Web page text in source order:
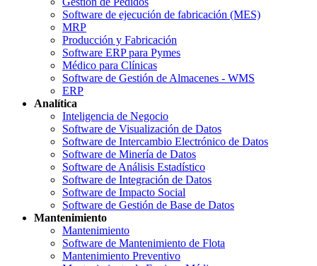
Software de ejecución de fabricación (MES)
MRP
Producción y Fabricación
Software ERP para Pymes
Médico para Clínicas
Software de Gestión de Almacenes - WMS
ERP
Analítica
Inteligencia de Negocio
Software de Visualización de Datos
Software de Intercambio Electrónico de Datos
Software de Minería de Datos
Software de Análisis Estadístico
Software de Integración de Datos
Software de Impacto Social
Software de Gestión de Base de Datos
Mantenimiento
Mantenimiento
Software de Mantenimiento de Flota
Mantenimiento Preventivo